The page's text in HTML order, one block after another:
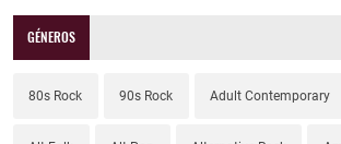
GÉNEROS
80s Rock 90s Rock Adult Contemporary